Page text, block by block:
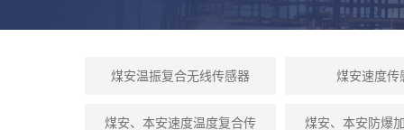
煤安温振复合无线传感器 煤安速度传
煤安、本安速度温度复合传 煤安、本安防爆